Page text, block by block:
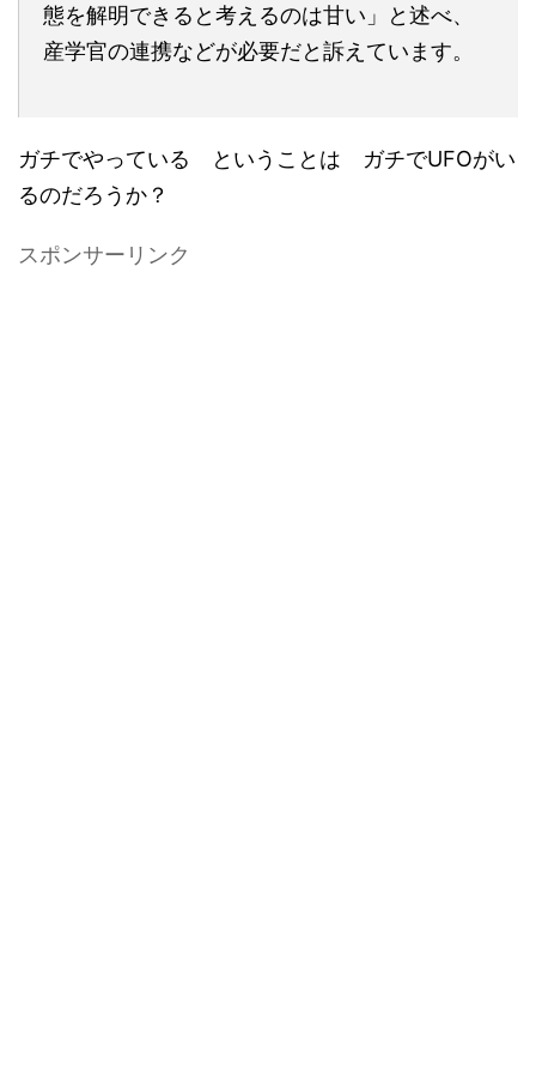
態を解明できると考えるのは甘い」と述べ、
産学官の連携などが必要だと訴えています。
ガチでやっている ということは ガチでUFOがい
るのだろうか？
スポンサーリンク